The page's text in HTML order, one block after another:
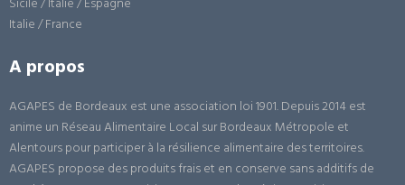
Italie / France
A propos
AGAPES de Bordeaux est une association loi 1901. Depuis 2014 est
anime un Réseau Alimentaire Local sur Bordeaux Métropole et
Alentours pour participer à la résilience alimentaire des territoires.
AGAPES propose des produits frais et en conserve sans additifs de